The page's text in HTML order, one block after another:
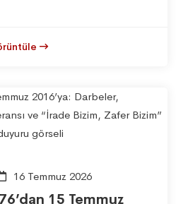
16 Temmuz 2026
15 Temmuz